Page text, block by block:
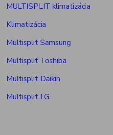
MULTISPLIT klimatizácia
Klimatizácia
Multisplit Samsung
Multisplit Toshiba
Multisplit Daikin
Multisplit LG